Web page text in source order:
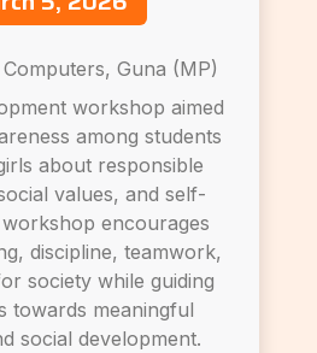
Computers, Guna (MP)
workshop aimed
among students
about responsible
values, and self-
encourages
discipline, teamwork,
society while guiding
towards meaningful
social development.